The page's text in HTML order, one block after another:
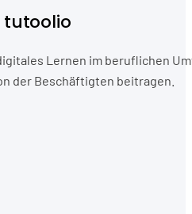
tutoolio
Lernen im beruflichen
der Beschäftigten beitragen.